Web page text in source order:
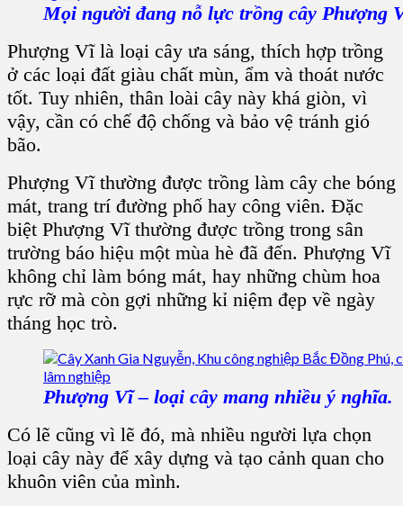
Mọi người đang nỗ lực trồng cây Phượng
Phượng Vĩ là loại cây ưa sáng, thích hợp trồng
ở các loại đất giàu chất mùn, ẩm và thoát nước
tốt. Tuy nhiên, thân loài cây này khá giòn, vì
vậy, cần có chế độ chống và bảo vệ tránh gió
bão.
Phượng Vĩ thường được trồng làm cây che bóng
mát, trang trí đường phố hay công viên. Đặc
biệt Phượng Vĩ thường được trồng trong sân
trường báo hiệu một mùa hè đã đến. Phượng Vĩ
không chỉ làm bóng mát, hay những chùm hoa
rực rỡ mà còn gợi những kỉ niệm đẹp về ngày
tháng học trò.
Phượng Vĩ – loại cây mang nhiều ý nghĩa.
Có lẽ cũng vì lẽ đó, mà nhiều người lựa chọn
loại cây này để xây dựng và tạo cảnh quan cho
khuôn viên của mình.